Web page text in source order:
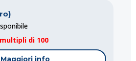
di 100
Maggiori info